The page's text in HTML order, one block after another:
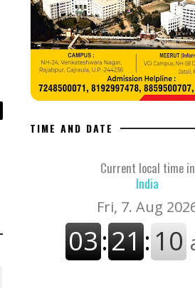
TIME AND DATE
Current local time in
India